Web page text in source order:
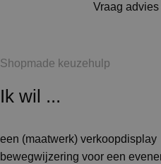
Vraag
Shopmade keuzehulp
Ik wil ...
een (maatwerk) verkoopdisplay
bewegwijzering voor een